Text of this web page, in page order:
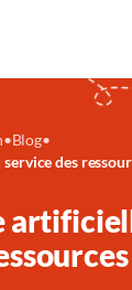
•Blog•
des